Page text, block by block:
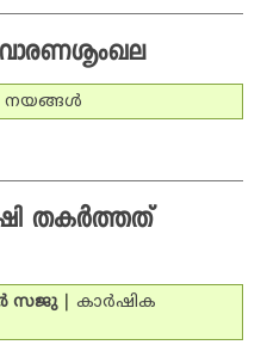
നയങ്ങള്‍
തകര്‍ത്തത്
സജു
കാര്‍ഷിക